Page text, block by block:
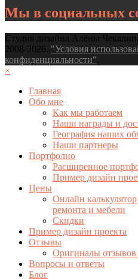
Мы в социальных
Студия дизайна Алёны
2008-2026. "Условия
конфиденциальности"
×
Главная
Обо мне
Как мы работаем
Наши награды и
География наших
Наши партнеры
Портфолио
Расширенное
Пример дизайн
Цены
Онлайн
ремонта и мебели
Скидки
Пример дизайн проекта
Отзывы
Оригиналы отзывов
Вопросы и ответы
Блог